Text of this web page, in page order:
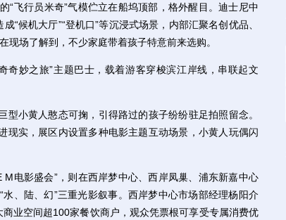
行员米奇”气模伫立在船坞顶部，格外醒目。迪士尼中
“候机大厅”“登机口”等沉浸式场景，内部汇聚名创优品、
场了解到，不少家庭带着孩子特意前来选购。
妙之旅”主题巴士，载着游客穿梭滨江岸线，串联起文
小黄人憨态可掬，引得路过的孩子纷纷驻足拍照留念。
现实，展区内设置多种电影主题互动场景，小黄人玩偶闪
电影盛会”，则在西岸梦中心、西岸凤巢、浦东新嘉中心
、陆、幻”三重光影叙事。西岸梦中心市场部经理杨阳介
业空间超100家餐饮商户，观众凭票根可享受专属消费优